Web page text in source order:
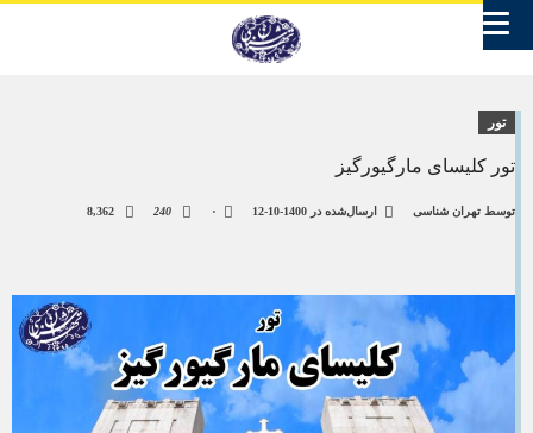
تور
تور کلیسای مارگیورگیز
توسط تهران شناسی ارسال‌شده در 1400-10-12 ۰ 240